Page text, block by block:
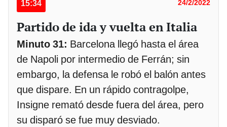
15:34 24/2/2022
Partido de ida y vuelta en Italia
Minuto 31: Barcelona llegó hasta el área
de Napoli por intermedio de Ferrán; sin
embargo, la defensa le robó el balón antes
que dispare. En un rápido contragolpe,
Insigne remató desde fuera del área, pero
su disparó se fue muy desviado.